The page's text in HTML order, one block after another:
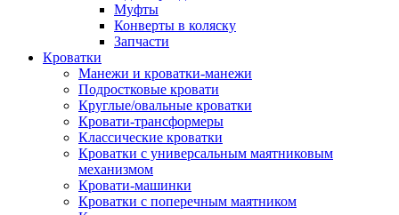
Муфты
Конверты в коляску
Запчасти
Кроватки
Манежи и кроватки-манежи
Подростковые кровати
Круглые/овальные кроватки
Кровати-трансформеры
Классические кроватки
Кроватки с универсальным маятниковым
механизмом
Кровати-машинки
Кроватки с поперечным маятником